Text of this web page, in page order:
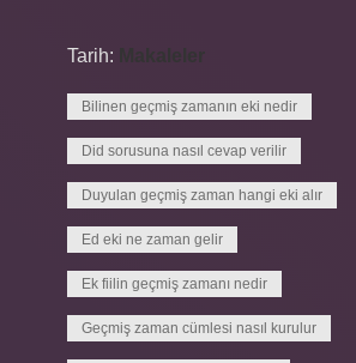
Tarih:
Bilinen geçmiş zamanın eki nedir
Did sorusuna nasıl cevap verilir
Duyulan geçmiş zaman hangi eki alır
Ed eki ne zaman gelir
Ek fiilin geçmiş zamanı nedir
Geçmiş zaman cümlesi nasıl kurulur